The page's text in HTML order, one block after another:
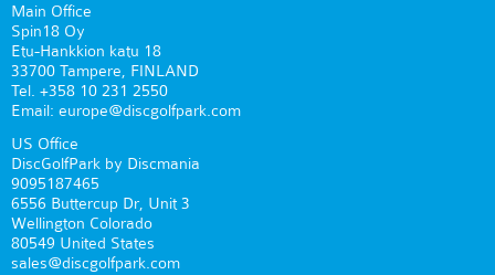
Main Office
Spin18 Oy
Etu-Hankkion katu 18
33700 Tampere, FINLAND
Tel. +358 10 231 2550
Email: europe@discgolfpark.com
US Office
DiscGolfPark by Discmania
9095187465
6556 Buttercup Dr, Unit 3
Wellington Colorado
80549 United States
sales@discgolfpark.com